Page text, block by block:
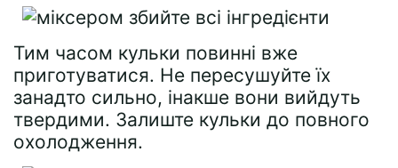
Тим часом кульки повинні вже
приготуватися. Не пересушуйте їх
занадто сильно, інакше вони вийдуть
твердими. Залиште кульки до повного
охолодження.